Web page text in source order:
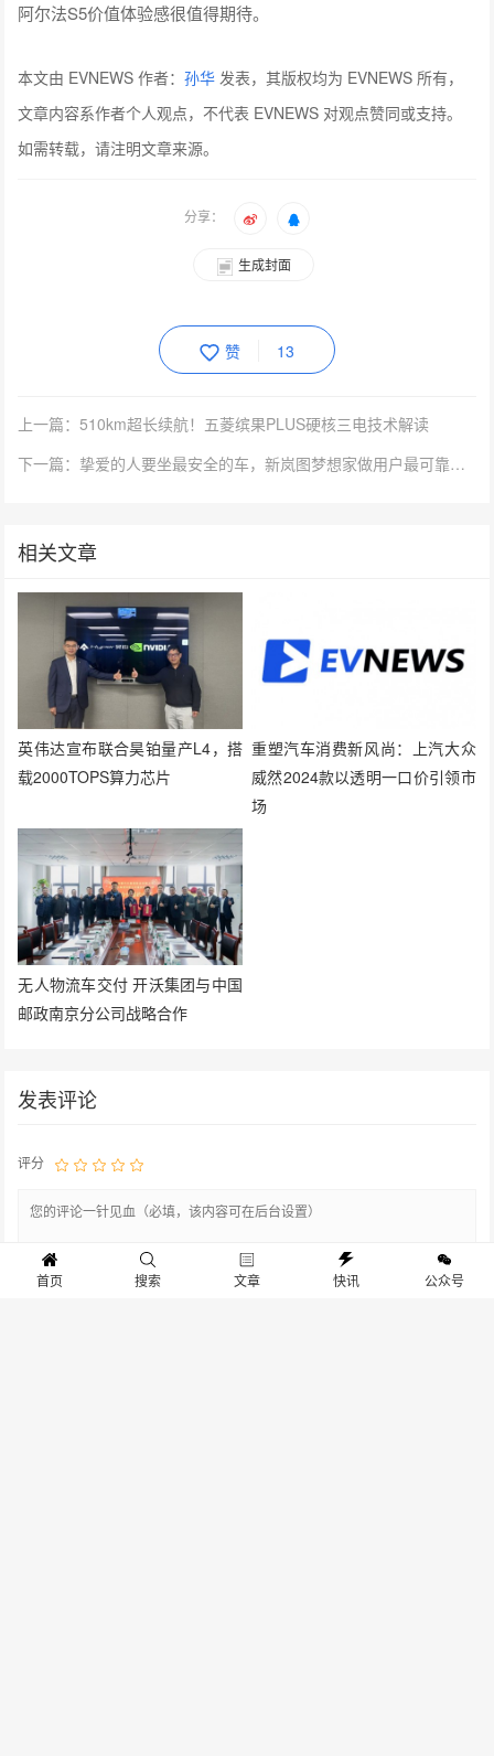
阿尔法S5价值体验感很值得期待。
本文由 EVNEWS 作者：孙华 发表，其版权均为 EVNEWS 所有，
文章内容系作者个人观点，不代表 EVNEWS 对观点赞同或支持。
如需转载，请注明文章来源。
分享：
生成封面
赞 13
上一篇：510km超长续航！五菱缤果PLUS硬核三电技术解读
下一篇：挚爱的人要坐最安全的车，新岚图梦想家做用户最可靠的伙伴
相关文章
英伟达宣布联合昊铂量产L4，搭
载2000TOPS算力芯片
重塑汽车消费新风尚：上汽大众
威然2024款以透明一口价引领市
场
无人物流车交付 开沃集团与中国
邮政南京分公司战略合作
发表评论
评分
首页 搜索 文章 快讯 公众号